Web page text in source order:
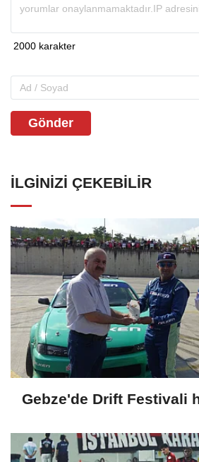
Gönder
İLGINIZI ÇEKEBILIR
Gebze'de Drift Festivali